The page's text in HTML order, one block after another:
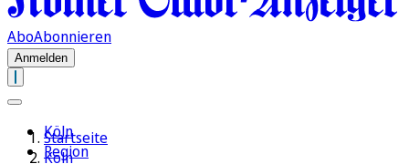
AboAbonnieren
Anmelden
Köln
Region
Startseite
Köln